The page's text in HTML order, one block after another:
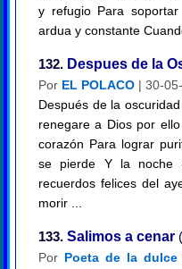
y refugio Para
ardua y constante
132. Despues de la
Por EL POLACO | 30-
Después de la
renegare a Dios por
corazón Para lograr
se pierde Y la noche
recuerdos felices del
morir ...
133. Salimos a cenar
Por Poeta de la dulce